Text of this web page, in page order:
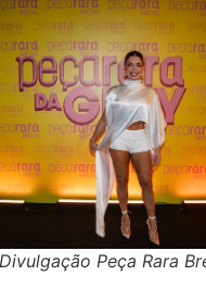
Peça Rara